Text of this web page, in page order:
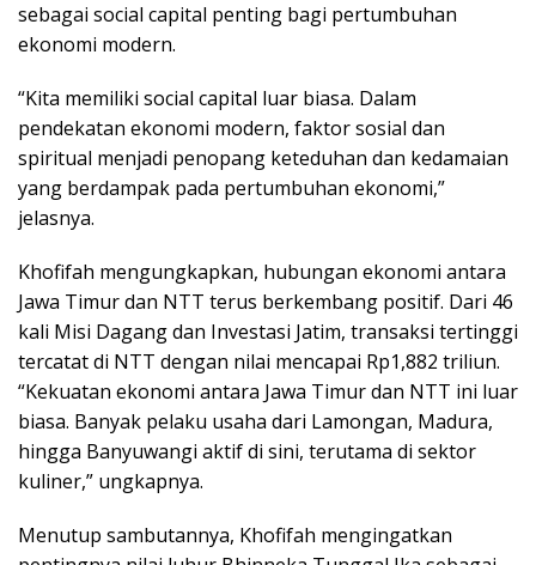
sebagai social capital penting bagi pertumbuhan
ekonomi modern.
“Kita memiliki social capital luar biasa. Dalam
pendekatan ekonomi modern, faktor sosial dan
spiritual menjadi penopang keteduhan dan kedamaian
yang berdampak pada pertumbuhan ekonomi,”
jelasnya.
Khofifah mengungkapkan, hubungan ekonomi antara
Jawa Timur dan NTT terus berkembang positif. Dari 46
kali Misi Dagang dan Investasi Jatim, transaksi tertinggi
tercatat di NTT dengan nilai mencapai Rp1,882 triliun.
“Kekuatan ekonomi antara Jawa Timur dan NTT ini luar
biasa. Banyak pelaku usaha dari Lamongan, Madura,
hingga Banyuwangi aktif di sini, terutama di sektor
kuliner,” ungkapnya.
Menutup sambutannya, Khofifah mengingatkan